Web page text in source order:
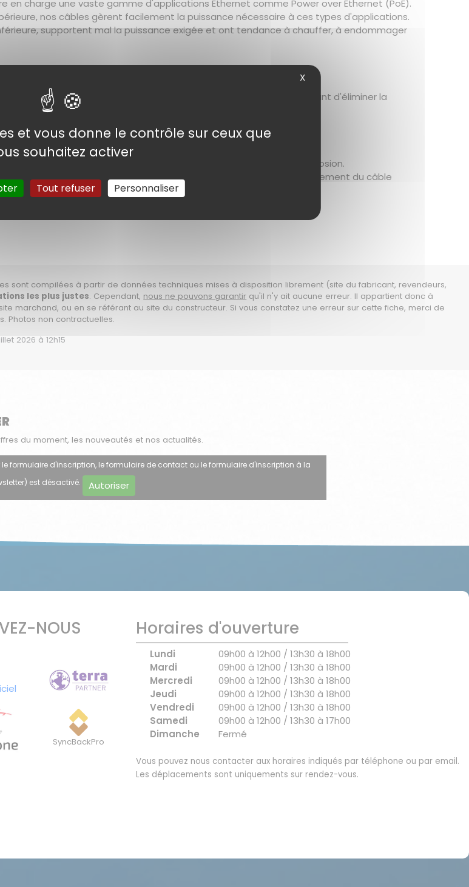
en charge une vaste gamme d'applications Ethernet comme Power over Ethernet (PoE).
nos câbles gèrent facilement la puissance nécessaire à ces types d'applications.
supportent mal la puissance exigée et ont tendance à chauffer, à endommager
faits d'or à 50 microns, d'une conductivité optimale permettant d'éliminer la
en éliminant la perte de signal causée par l'oxydation ou la corrosion.
s'accrochent lors du passage du câble, ce qui facilite l'acheminement du câble
sont compilées à partir de données techniques mises à disposition librement (site du fabricant, revendeurs,
les plus justes. Cependant, nous ne pouvons garantir qu'il n'y ait aucune erreur. Il appartient donc à
marchand, ou en se référant au site du constructeur. Si vous constatez une erreur sur cette fiche, merci de
Photos non contractuelles.
2026 à 12h15
du moment, les nouveautés et nos actualités.
le formulaire d'inscription, le formulaire de contact ou le formulaire d'inscription à la
est désactivé.
Autoriser
NOUS
SyncBackPro
Horaires d'ouverture
Lundi
09h00 à 12h00 / 13h30 à 18h00
Mardi
09h00 à 12h00 / 13h30 à 18h00
Mercredi
09h00 à 12h00 / 13h30 à 18h00
Jeudi
09h00 à 12h00 / 13h30 à 18h00
Vendredi
09h00 à 12h00 / 13h30 à 18h00
Samedi
09h00 à 12h00 / 13h30 à 17h00
Dimanche
Fermé
Vous pouvez nous contacter aux horaires indiqués par téléphone ou par email.
Les déplacements sont uniquements sur rendez-vous.
X
et vous donne le contrôle sur ceux que
souhaitez activer
Tout refuser Personnaliser